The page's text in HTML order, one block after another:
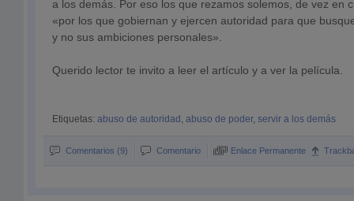
a los demás. Por eso los que rezamos solemos, de vez en
«por los que gobiernan y ejercen autoridad para que
y no sus ambiciones personales».
Querido lector te invito a leer el artículo y a ver la película.
Etiquetas: abuso de autoridad , abuso de poder, servir a los demás
Comentarios (9) Comentario Enlace Permanente